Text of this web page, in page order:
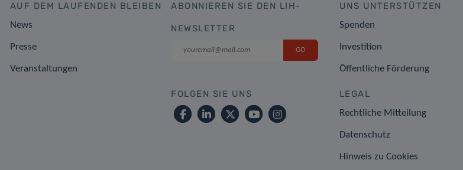
AUF DEM LAUFENDEN BLEIBEN
News
Presse
Veranstaltungen
ABONNIEREN SIE DEN LIH-
NEWSLETTER
FOLGEN SIE UNS
UNS UNTERSTÜTZEN
Spenden
Investition
Öffentliche Förderung
LEGAL
Rechtliche Mitteilung
Datenschutz
Hinweis zu Cookies